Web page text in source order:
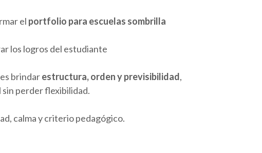
el portfolio para escuelas sombrilla
los logros del estudiante
brindarestructura, orden y previsibilidad,
sin perder flexibilidad.
calma y criterio pedagógico.